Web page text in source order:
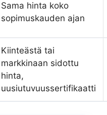
Sama hinta koko
sopimuskauden ajan
Kiinteästä tai
markkinaan sidottu
hinta,
uusiutuvuussertifikaatti